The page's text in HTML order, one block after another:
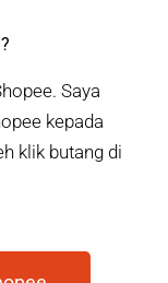
Saya
kepada
klik butang di